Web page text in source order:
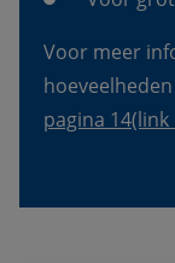
Voor meer
pagina 14(link